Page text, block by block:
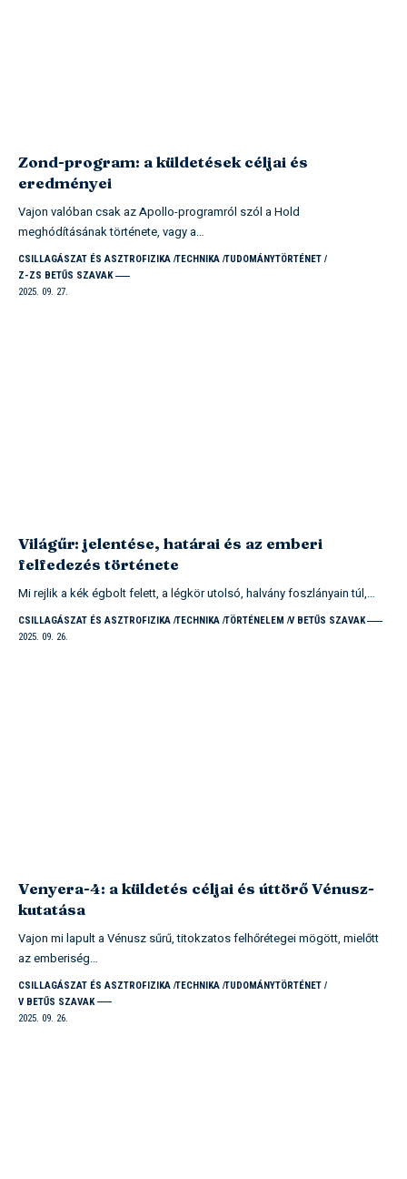
Zond-program: a küldetések céljai és
eredményei
Vajon valóban csak az Apollo-programról szól a Hold
meghódításának története, vagy a…
CSILLAGÁSZAT ÉS ASZTROFIZIKA TECHNIKA TUDOMÁNYTÖRTÉNET
Z-ZS BETŰS SZAVAK
2025. 09. 27.
Világűr: jelentése, határai és az emberi
felfedezés története
Mi rejlik a kék égbolt felett, a légkör utolsó, halvány foszlányain túl,…
CSILLAGÁSZAT ÉS ASZTROFIZIKA TECHNIKA TÖRTÉNELEM V BETŰS SZAVAK
2025. 09. 26.
Venyera-4: a küldetés céljai és úttörő Vénusz-
kutatása
Vajon mi lapult a Vénusz sűrű, titokzatos felhőrétegei mögött, mielőtt
az emberiség…
CSILLAGÁSZAT ÉS ASZTROFIZIKA TECHNIKA TUDOMÁNYTÖRTÉNET
V BETŰS SZAVAK
2025. 09. 26.